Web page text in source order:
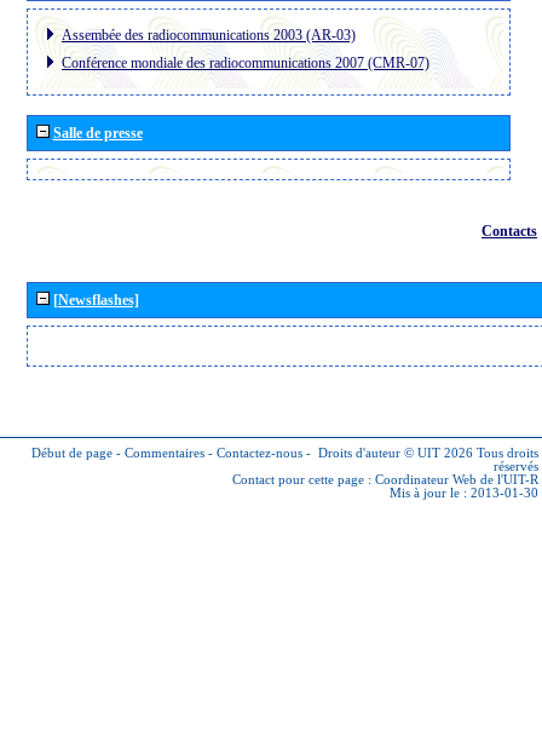
Assembée des radiocommunications 2003 (AR-03)
Conférence mondiale des radiocommunications 2007 (CMR-07)
Salle de presse
Contacts
[Newsflashes]
Début de page - Commentaires - Contactez-nous - Droits d'auteur © UIT 2026 Tous droits
réservés
Contact pour cette page : Coordinateur Web de l'UIT-R
Mis à jour le : 2013-01-30